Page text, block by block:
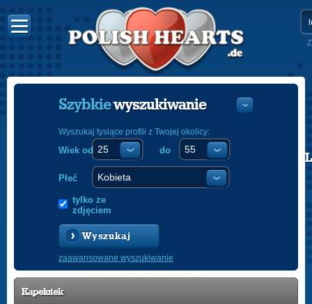
POLISH
Szybkiewyszukiwanie
Wyszukaj tysiące profili z Twojej okolicy:
Wiek od do
Płeć
tylko ze
zdjęciem
Wyszukaj
zaawansowane wyszukiwanie
Kapelutek